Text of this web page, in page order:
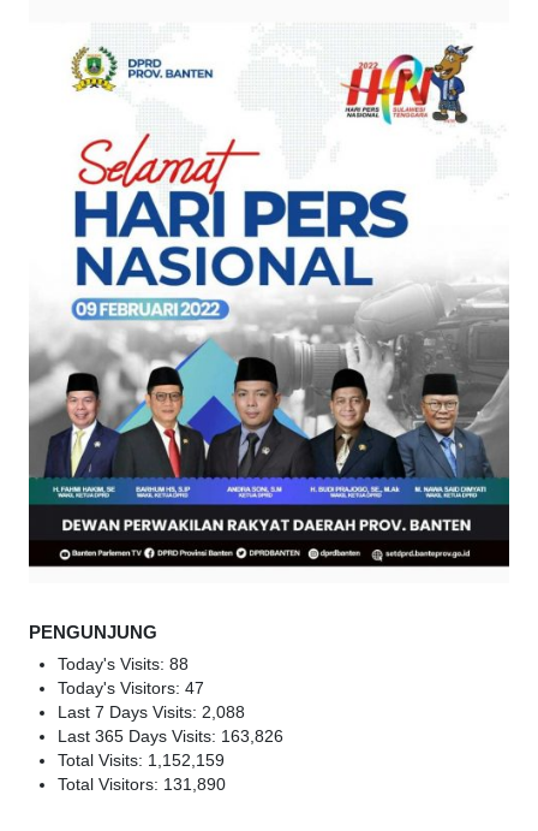
PENGUNJUNG
Today's Visits: 88
Today's Visitors: 47
Last 7 Days Visits: 2,088
Last 365 Days Visits: 163,826
Total Visits: 1,152,159
Total Visitors: 131,890